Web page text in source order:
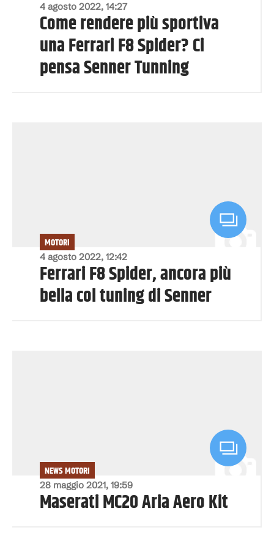
4 agosto 2022, 14:27
Come rendere più sportiva
una Ferrari F8 Spider? Ci
pensa Senner Tunning
4 agosto 2022, 12:42
MOTORI
Ferrari F8 Spider, ancora più
bella col tuning di Senner
28 maggio 2021, 19:59
NEWS MOTORI
Maserati MC20 Aria Aero Kit